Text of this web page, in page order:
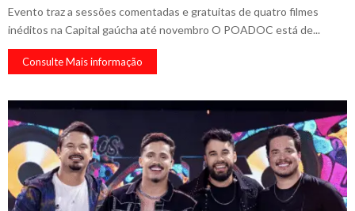
Evento traz a sessões comentadas e gratuitas de quatro filmes
inéditos na Capital gaúcha até novembro​ O POADOC está de...
Consulte Mais informação